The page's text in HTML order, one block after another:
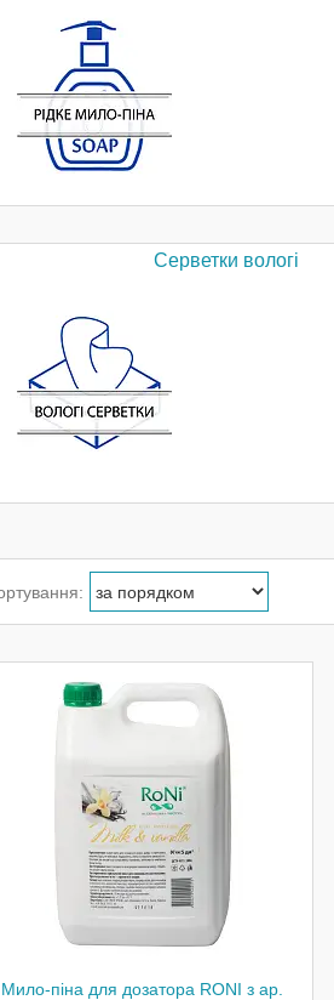
Серветки вологі
Мило-піна для дозатора RONI з ар.